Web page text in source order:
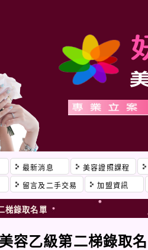
最新消息 美容證照課程
留言及二手交易 加盟資訊
梯錄取名單
容乙級第二梯錄取